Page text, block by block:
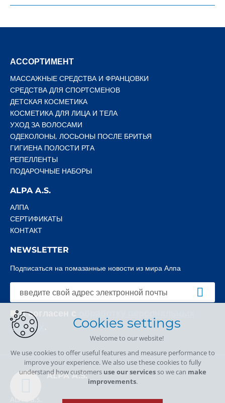
АССОРТИМЕНТ
МАССАЖНЫЕ СРЕДСТВА И ФРАНЦОВКИ
СРЕДСТВА ДЛЯ СПОРТСМЕНОВ
ДЕТСКАЯ КОСМЕТИКА
КОСМЕТИКА ДЛЯ ЛИЦА И ТЕЛА
УХОД ЗА ВОЛОСАМИ
ОДЕКОЛОНЫ, ЛОСЬОНЫ ПОСЛЕ БРИТЬЯ
ГИГИЕНА ПОЛОСТИ РТА
РЕПЕЛЛЕНТЫ
ПОДАРОЧНЫЕ НАБОРЫ
ALPA A.S.
АЛПА
СЕРТИФИКАТЫ
КОНТАКТ
NEWSLETTER
Подписаться на помазанные новости из мира Алпа
Я согласен с
данных
ALPA A.S.
Cookies settings
Welcome to our website!
We use cookies to offer useful features and measure performance to
improve your experience. We also use these cookies to fully
understand how customers use our servicesso we can make
improvements.